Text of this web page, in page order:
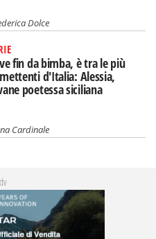
Dolce
fin da bimba, è tra le più
d'Italia: Alessia,
poetessa siciliana
Cardinale